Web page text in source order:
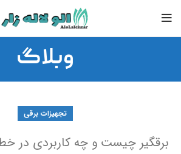
وبلاگ
تجهیزات برقی
برقگیر چیست و چه کاربردی در